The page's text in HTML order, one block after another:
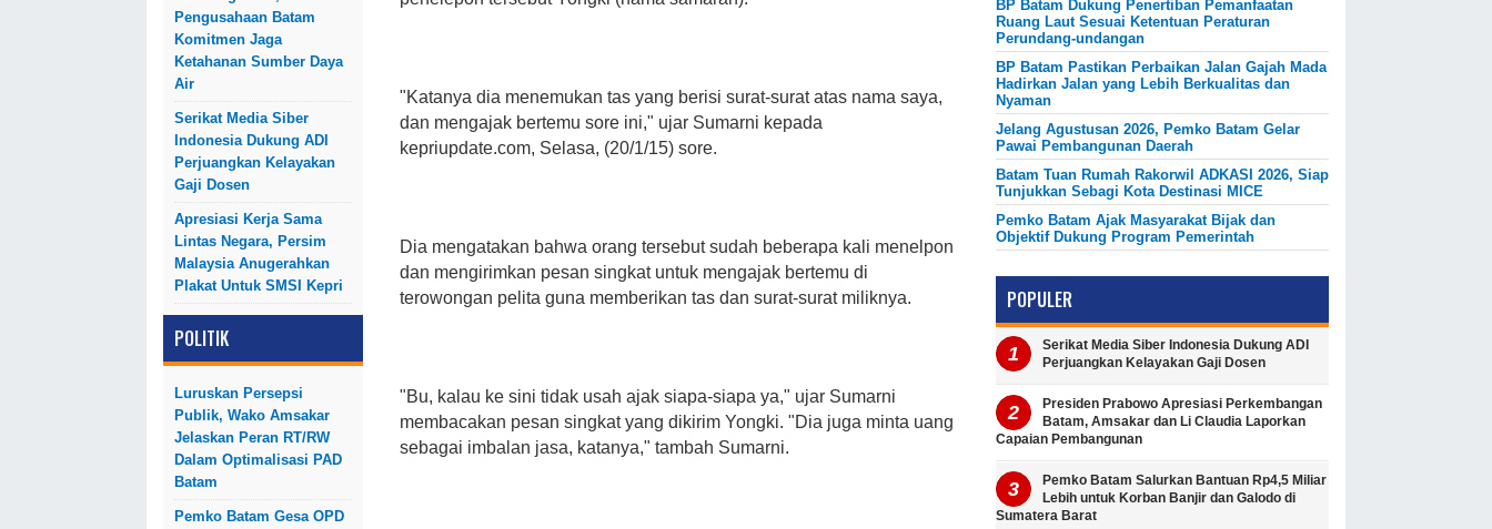
Pengusahaan Batam
Komitmen Jaga
Ketahanan Sumber Daya
Air
Serikat Media Siber
Indonesia Dukung ADI
Perjuangkan Kelayakan
Gaji Dosen
Apresiasi Kerja Sama
Lintas Negara, Persim
Malaysia Anugerahkan
Plakat Untuk SMSI Kepri
POLITIK
Luruskan Persepsi
Publik, Wako Amsakar
Jelaskan Peran RT/RW
Dalam Optimalisasi PAD
Batam
Pemko Batam Gesa OPD
"Katanya dia menemukan tas yang berisi surat-surat atas nama saya,
dan mengajak bertemu sore ini," ujar Sumarni kepada
kepriupdate.com, Selasa, (20/1/15) sore.
Dia mengatakan bahwa orang tersebut sudah beberapa kali menelpon
dan mengirimkan pesan singkat untuk mengajak bertemu di
terowongan pelita guna memberikan tas dan surat-surat miliknya.
"Bu, kalau ke sini tidak usah ajak siapa-siapa ya," ujar Sumarni
membacakan pesan singkat yang dikirim Yongki. "Dia juga minta uang
sebagai imbalan jasa, katanya," tambah Sumarni.
BP Batam Dukung Penertiban Pemanfaatan
Ruang Laut Sesuai Ketentuan Peraturan
Perundang-undangan
BP Batam Pastikan Perbaikan Jalan Gajah Mada
Hadirkan Jalan yang Lebih Berkualitas dan
Nyaman
Jelang Agustusan 2026, Pemko Batam Gelar
Pawai Pembangunan Daerah
Batam Tuan Rumah Rakorwil ADKASI 2026, Siap
Tunjukkan Sebagi Kota Destinasi MICE
Pemko Batam Ajak Masyarakat Bijak dan
Objektif Dukung Program Pemerintah
POPULER
Serikat Media Siber Indonesia Dukung ADI
Perjuangkan Kelayakan Gaji Dosen
Presiden Prabowo Apresiasi Perkembangan
Batam, Amsakar dan Li Claudia Laporkan
Capaian Pembangunan
Pemko Batam Salurkan Bantuan Rp4,5 Miliar
Lebih untuk Korban Banjir dan Galodo di
Sumatera Barat